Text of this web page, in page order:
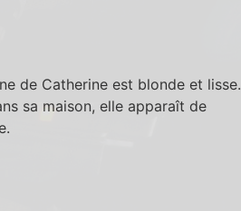
de Catherine est blonde et lisse.
sa maison, elle apparaît de